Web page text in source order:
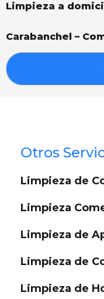
Limpieza a
Carabanchel –
Otros
Limpieza de
Limpieza
Limpieza de
Limpieza de
Limpieza de